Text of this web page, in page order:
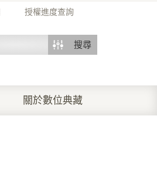
授權進度查詢
搜尋
關於數位典藏